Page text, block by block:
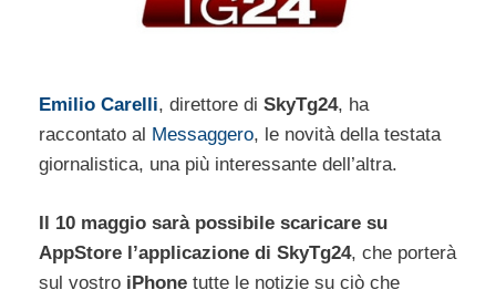
Emilio Carelli, direttore di SkyTg24, ha
raccontato al Messaggero, le novità della testata
giornalistica, una più interessante dell’altra.
Il 10 maggio sarà possibile scaricare su
AppStore l’applicazione di SkyTg24, che porterà
sul vostro iPhone tutte le notizie su ciò che